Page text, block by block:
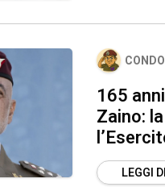
165
Zaino:
LEGGI